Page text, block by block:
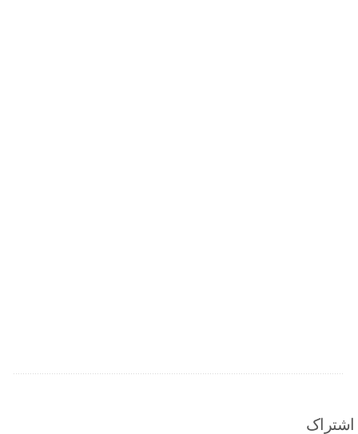
اشتراک